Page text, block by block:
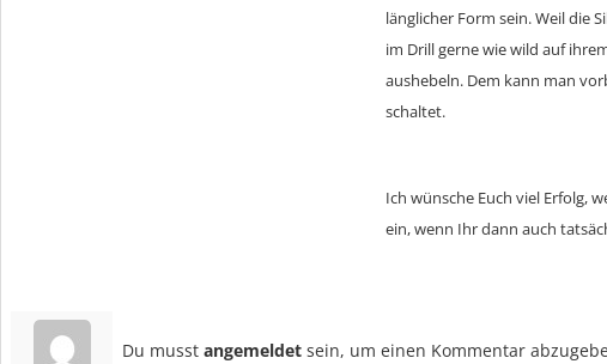
länglicher Form sein. Weil die
im Drill gerne wie wild auf
aushebeln. Dem kann man
schaltet.
Ich wünsche Euch viel Erfolg,
ein, wenn Ihr dann auch
Du musst angemeldet sein, um einen Kommentar